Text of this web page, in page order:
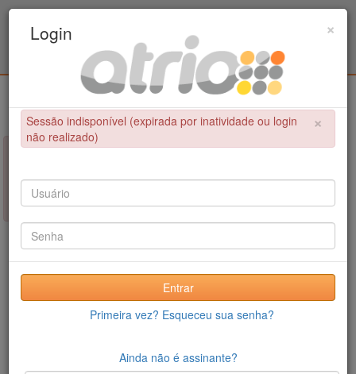
Civil / UPE
×
NÃO FOI POSSÍVEL CONCLUIR A OPERAÇÃO
Sessão indisponível (expirada por inatividade ou login não
realizado)
×
Login
×
Sessão indisponível (expirada por inatividade ou login
não realizado)
Entrar
Primeira vez? Esqueceu sua senha?
Ainda não é assinante?